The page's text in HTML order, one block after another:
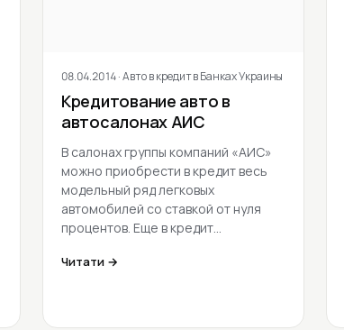
08.04.2014· Авто в кредит в Банках Украины
Кредитование авто в
автосалонах АИС
В салонах группы компаний «АИС»
можно приобрести в кредит весь
модельный ряд легковых
автомобилей со ставкой от нуля
процентов. Еще в кредит…
Читати →